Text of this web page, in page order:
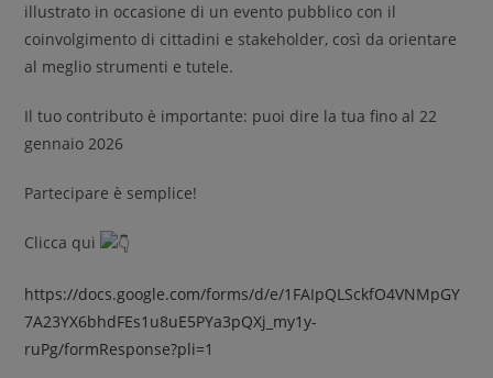
illustrato in occasione di un evento pubblico con il
coinvolgimento di cittadini e stakeholder, così da orientare
al meglio strumenti e tutele.
Il tuo contributo è importante: puoi dire la tua fino al 22
gennaio 2026
Partecipare è semplice!
Clicca qui
https://docs.google.com/forms/d/e/1FAIpQLSckfO4VNMpGY
7A23YX6bhdFEs1u8uE5PYa3pQXj_my1y-
ruPg/formResponse?pli=1